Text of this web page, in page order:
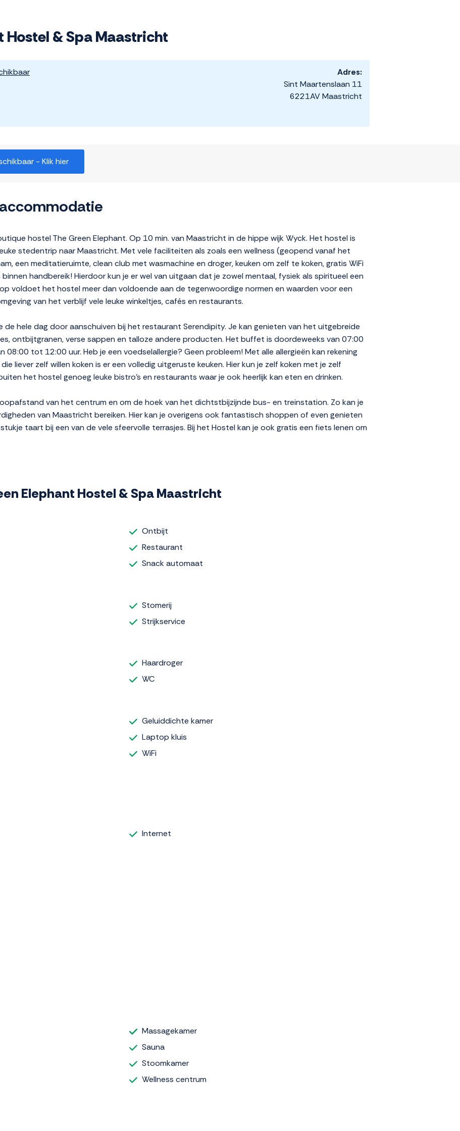
Hostel & Spa Maastricht
Adres:
Sint Maartenslaan 11
6221AV Maastricht
- Klik hier
hostel The Green Elephant. Op 10 min. van Maastricht in de hippe wijk Wyck. Het hostel is
stedentrip naar Maastricht. Met vele faciliteiten als zoals een wellness (geopend vanaf het
een meditatieruimte, clean club met wasmachine en droger, keuken om zelf te koken, gratis WiFi
handbereik! Hierdoor kun je er wel van uitgaan dat je zowel mentaal, fysiek als spiritueel een
voldoet het hostel meer dan voldoende aan de tegenwoordige normen en waarden voor een
van het verblijf vele leuke winkeltjes, cafés en restaurants.
de hele dag door aanschuiven bij het restaurant Serendipity. Je kan genieten van het uitgebreide
ontbijtgranen, verse sappen en talloze andere producten. Het buffet is doordeweeks van 07:00
tot 12:00 uur. Heb je een voedselallergie? Geen probleem! Met alle allergieën kan rekening
liever zelf willen koken is er een volledig uitgeruste keuken. Hier kun je zelf koken met je zelf
het hostel genoeg leuke bistro’s en restaurants waar je ook heerlijk kan eten en drinken.
van het centrum en om de hoek van het dichtstbijzijnde bus- en treinstation. Zo kan je
van Maastricht bereiken. Hier kan je overigens ook fantastisch shoppen of even genieten
taart bij een van de vele sfeervolle terrasjes. Bij het Hostel kan je ook gratis een fiets lenen om
Elephant Hostel & Spa Maastricht
Ontbijt
Restaurant
Snack automaat
Stomerij
Strijkservice
Haardroger
WC
Geluiddichte kamer
Laptop kluis
WiFi
Internet
Massagekamer
Sauna
Stoomkamer
Wellness centrum